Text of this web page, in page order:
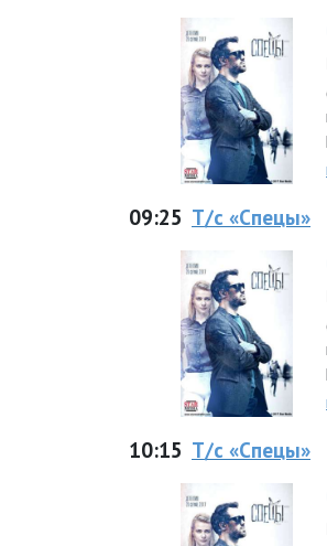
09:25 Т/с «Спецы»
10:15 Т/с «Спецы»